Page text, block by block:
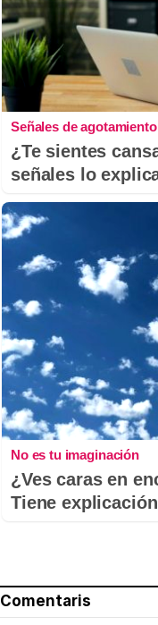
Señales de agotamiento
¿Te sientes
señales lo
No es tu imaginación
¿Ves caras en
Tiene explicación
Comentaris